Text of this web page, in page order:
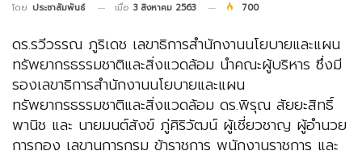
โดย ประชาสัมพันธ์ เมื่อ 3 สิงหาคม 2563 700
ดร.รวีวรรณ ภูริเดช เลขาธิการสำนักงานนโยบายและแผน
ทรัพยากรธรรมชาติและสิ่งแวดล้อม นำคณะผู้บริหาร ซึ่งมี
รองเลขาธิการสำนักงานนโยบายและแผน
ทรัพยากรธรรมชาติและสิ่งแวดล้อม ดร.พิรุณ สัยยะสิทธิ์
พานิช และ นายมนต์สังข์ ภู่ศิริวัฒน์ ผู้เชี่ยวชาญ ผู้อำนวย
การกอง เลขานุการกรม ข้าราชการ พนักงานราชการ และ